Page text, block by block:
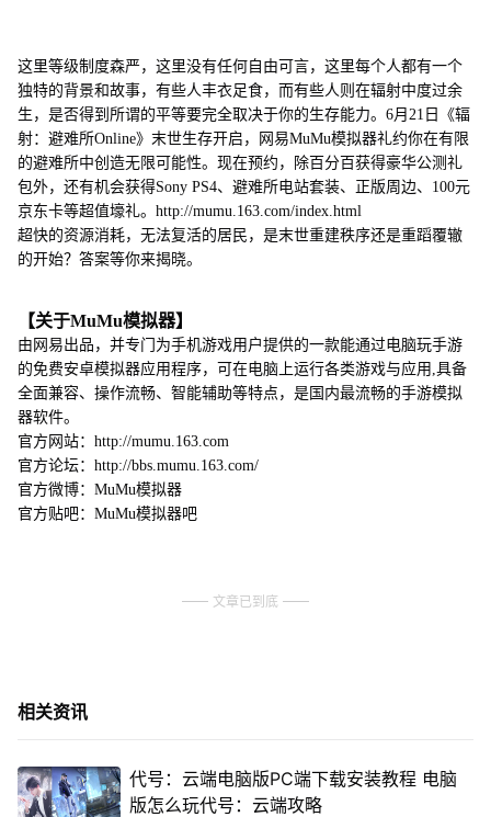
这里等级制度森严，这里没有任何自由可言，这里每个人都有一个
独特的背景和故事，有些人丰衣足食，而有些人则在辐射中度过余
生，是否得到所谓的平等要完全取决于你的生存能力。6月21日《辐
射：避难所Online》末世生存开启，网易MuMu模拟器礼约你在有限
的避难所中创造无限可能性。现在预约，除百分百获得豪华公测礼
包外，还有机会获得Sony PS4、避难所电站套装、正版周边、100元
京东卡等超值壕礼。http://mumu.163.com/index.html
超快的资源消耗，无法复活的居民，是末世重建秩序还是重蹈覆辙
的开始？答案等你来揭晓。
【关于MuMu模拟器】
由网易出品，并专门为手机游戏用户提供的一款能通过电脑玩手游
的免费安卓模拟器应用程序，可在电脑上运行各类游戏与应用,具备
全面兼容、操作流畅、智能辅助等特点，是国内最流畅的手游模拟
器软件。
官方网站：http://mumu.163.com
官方论坛：http://bbs.mumu.163.com/
官方微博：MuMu模拟器
官方贴吧：MuMu模拟器吧
文章已到底
相关资讯
代号：云端电脑版PC端下载安装教程 电脑
版怎么玩代号：云端攻略